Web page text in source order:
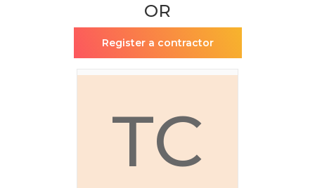
OR
Register a contractor
TC